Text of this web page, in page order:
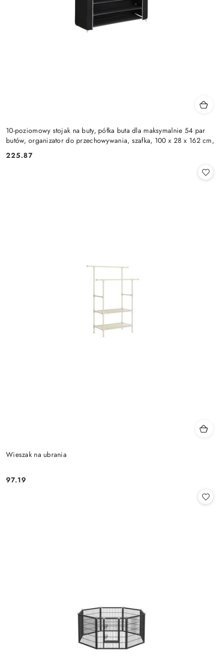
10-poziomowy stojak na buty, półka buta dla maksymalnie 54 par
butów, organizator do przechowywania, szafka, 100 x 28 x 162 cm,
Cena:
225.87
Wieszak na ubrania
Cena:
97.19